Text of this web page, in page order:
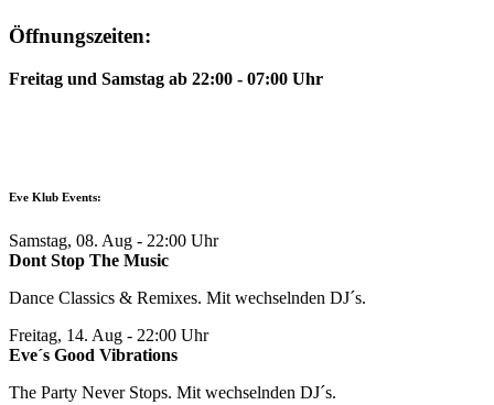
Öffnungszeiten:
Freitag und Samstag ab 22:00 - 07:00 Uhr
Eve Klub Events:
Samstag, 08. Aug - 22:00 Uhr
Dont Stop The Music
Dance Classics & Remixes. Mit wechselnden DJ´s.
Freitag, 14. Aug - 22:00 Uhr
Eve´s Good Vibrations
The Party Never Stops. Mit wechselnden DJ´s.